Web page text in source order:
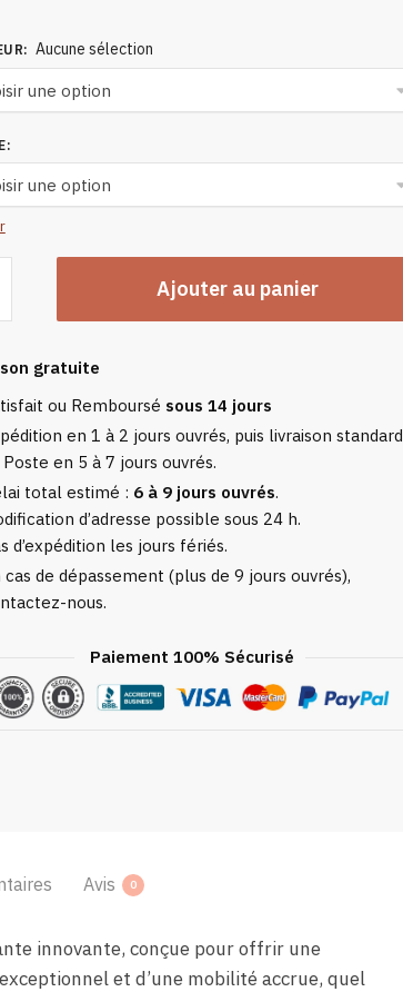
: Aucune sélection
:
Ajouter au panier
gratuite
ou Remboursé sous 14 jours
en 1 à 2 jours ouvrés, puis livraison standard
Poste en 5 à 7 jours ouvrés.
total estimé : 6 à 9 jours ouvrés.
d’adresse possible sous 24 h.
d’expédition les jours fériés.
cas de dépassement (plus de 9 jours ouvrés),
nous.
Paiement 100% Sécurisé
Avis 0
innovante, conçue pour offrir une
et d’une mobilité accrue, quel